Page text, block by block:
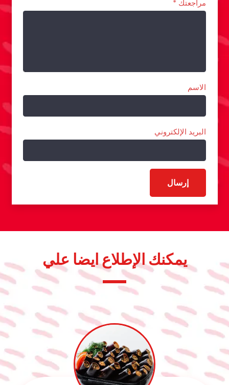
مراجعتك *
الاسم
البريد الإلكتروني
يمكنك الإطلاع ايضا علي